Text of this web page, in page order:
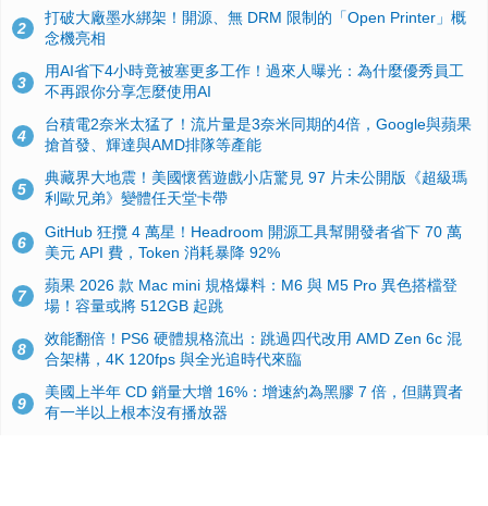
2
打破大廠墨水綁架！開源、無 DRM 限制的「Open Printer」概
念機亮相
3
用AI省下4小時竟被塞更多工作！過來人曝光：為什麼優秀員工
不再跟你分享怎麼使用AI
4
台積電2奈米太猛了！流片量是3奈米同期的4倍，Google與蘋果
搶首發、輝達與AMD排隊等產能
5
典藏界大地震！美國懷舊遊戲小店驚見 97 片未公開版《超級瑪
利歐兄弟》變體任天堂卡帶
6
GitHub 狂攬 4 萬星！Headroom 開源工具幫開發者省下 70 萬
美元 API 費，Token 消耗暴降 92%
7
蘋果 2026 款 Mac mini 規格爆料：M6 與 M5 Pro 異色搭檔登
場！容量或將 512GB 起跳
8
效能翻倍！PS6 硬體規格流出：跳過四代改用 AMD Zen 6c 混
合架構，4K 120fps 與全光追時代來臨
9
美國上半年 CD 銷量大增 16%：增速約為黑膠 7 倍，但購買者
有一半以上根本沒有播放器